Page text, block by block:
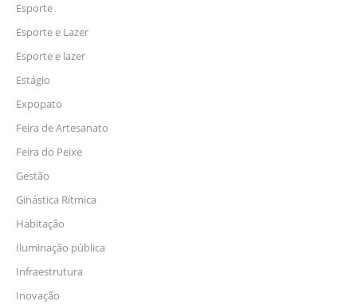
Esporte
Esporte e Lazer
Esporte e lazer
Estágio
Expopato
Feira de Artesanato
Feira do Peixe
Gestão
Ginástica Rítmica
Habitação
Iluminação pública
Infraestrutura
Inovação